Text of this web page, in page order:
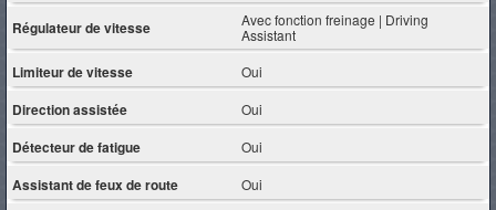
Régulateur de vitesse
Avec fonction freinage | Driving
Assistant
Limiteur de vitesse Oui
Direction assistée Oui
Détecteur de fatigue Oui
Assistant de feux de route Oui